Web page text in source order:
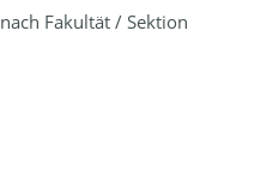
nach Fakultät / Sektion